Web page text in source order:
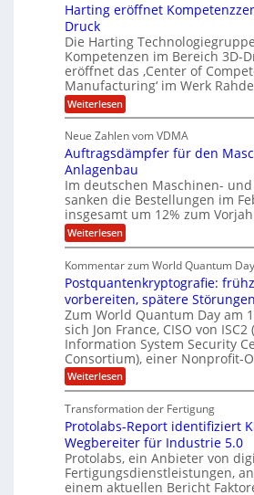
ä
l
t
6
5
M
i
l
l
i
o
n
e
n
U
S
-
D
o
l
l
a
E
g
i
n
e
e
r
i
n
g
f
ü
r
M
E
A
u
n
d
L
a
t
e
i
n
a
n
V
r
s
i
o
n
3
.
2
b
e
n
i
m
m
t
A
p
s
o
l
u
t
m
S
a
u
e
r
e
s
i
w
i
r
d
C
h
i
e
f
C
u
s
t
o
m
e
r
O
ff
c
e
Harting eröffnet
Druck
Die Harting
Kompetenzen im Bereich 3D-
eröffnet das ‚Center of
Manufacturing‘ im Werk
Weiterlesen:
H
r
t
i
n
g
e
r
ö
f
n
e
t
K
o
m
p
e
t
e
n
z
e
n
t
r
u
Neue Zahlen vom VDMA
Auftragsdämpfer für den
Anlagenbau
Im deutschen Maschinen-
sanken die Bestellungen im
insgesamt um 12% zum
Weiterlesen:
A
f
t
r
a
g
s
d
ä
m
p
e
f
ü
r
d
e
Kommentar zum World Quantum Day
Postquantenkryptografie:
vorbereiten, spätere
Zum World Quantum Day am
sich Jon France, CISO von
Information System Security
Consortium), einer Nonprofit-
Weiterlesen:
P
s
t
q
u
a
n
t
Transformation der Fertigung
Protolabs-Report identifiziert
Wegbereiter für Industrie 5.0
Protolabs, ein Anbieter von
Fertigungsdienstleistungen,
einem aktuellen Bericht